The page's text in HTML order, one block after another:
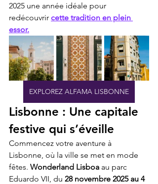
2025 une année idéale pour
redécouvrir cette tradition en plein
essor.
EXPLOREZ ALFAMA LISBONNE
Lisbonne : Une capitale
festive qui s’éveille
Commencez votre aventure à
Lisbonne, où la ville se met en mode
fêtes. Wonderland Lisboa au parc
Eduardo VII, du 28 novembre 2025 au 4